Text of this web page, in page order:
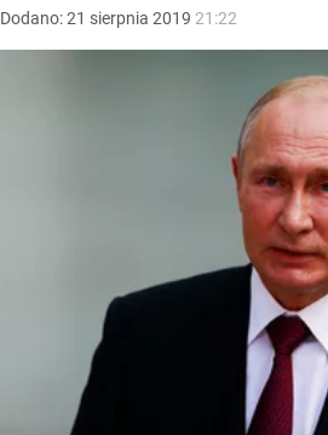
Dodano:21 sierpnia 2019 21:22